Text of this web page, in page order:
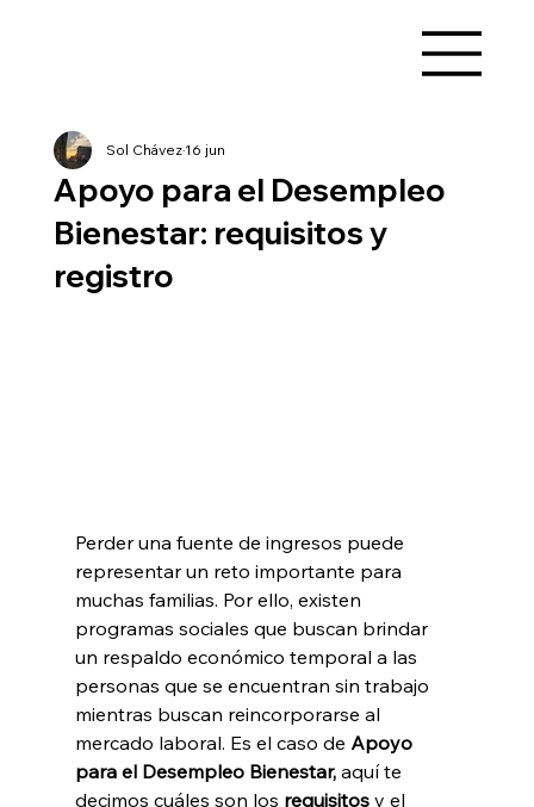
Apoyo para el Desempleo
Bienestar: requisitos y
registro
Sol Chávez16 jun
Perder una fuente de ingresos puede
representar un reto importante para
muchas familias. Por ello, existen
programas sociales que buscan brindar
un respaldo económico temporal a las
personas que se encuentran sin trabajo
mientras buscan reincorporarse al
mercado laboral. Es el caso de Apoyo
para el Desempleo Bienestar, aquí te
decimos cuáles son los requisitos y el